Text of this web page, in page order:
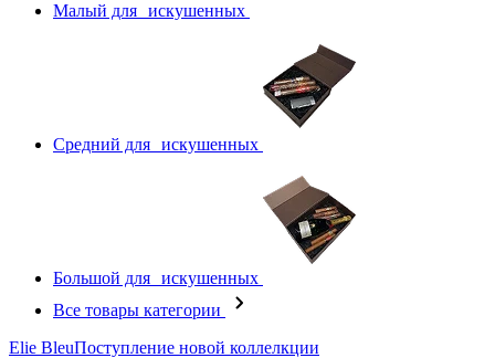
Малый для искушенных
Средний для искушенных
Большой для искушенных
Все товары категории
Elie BleuПоступление новой коллелкции